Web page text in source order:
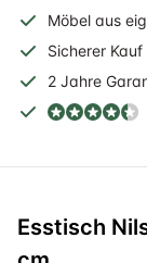
Möbel aus
Sicherer Kauf
2 Jahre
Esstisch